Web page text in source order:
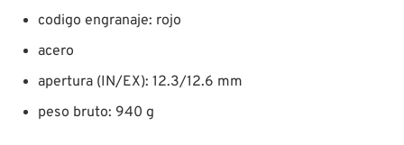
codigo engranaje: rojo
acero
apertura (IN/EX): 12.3/12.6 mm
peso bruto: 940 g